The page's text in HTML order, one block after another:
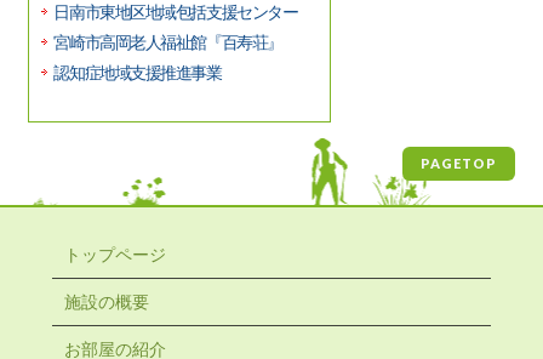
日南市東地区地域包括支援センター
宮崎市高岡老人福祉館『百寿荘』
認知症地域支援推進事業
PAGETOP
トップページ
施設の概要
お部屋の紹介